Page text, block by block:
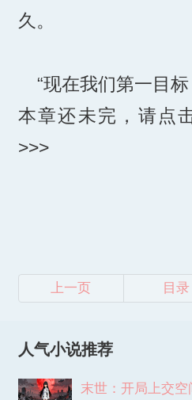
久。
“现在我们第一目标
本章还未完，请点
>>>
上一页 目录
人气小说推荐
末世：开局上交空